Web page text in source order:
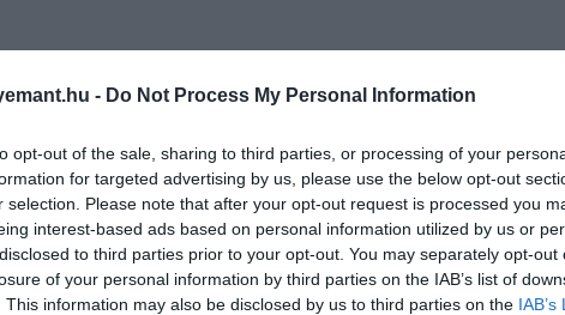
- Do Not Process My Personal Information
opt-out of the sale, sharing to third parties, or processing of your
for targeted advertising by us, please use the below opt-out
selection. Please note that after your opt-out request is processed you
interest-based ads based on personal information utilized by us or
to third parties prior to your opt-out. You may separately opt-out
of your personal information by third parties on the IAB’s list of
This information may also be disclosed by us to third parties on the IAB’s